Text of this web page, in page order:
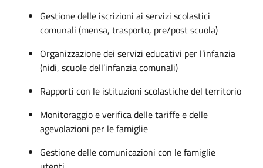
Gestione delle iscrizioni ai servizi scolastici
comunali (mensa, trasporto, pre/post scuola)
Organizzazione dei servizi educativi per l’infanzia
(nidi, scuole dell’infanzia comunali)
Rapporti con le istituzioni scolastiche del territorio
Monitoraggio e verifica delle tariffe e delle
agevolazioni per le famiglie
Gestione delle comunicazioni con le famiglie